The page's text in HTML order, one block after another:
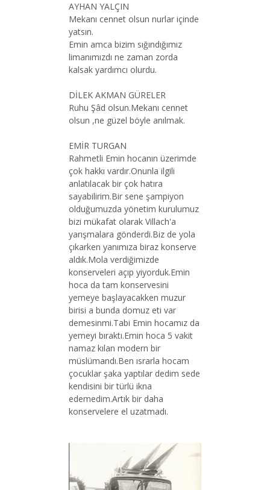
AYHAN YALÇIN
Mekanı cennet olsun nurlar içinde
yatsın.
Emin amca bizim sığındığımız
limanımızdı ne zaman zorda
kalsak yardımcı olurdu.
DİLEK AKMAN GÜRELER
Ruhu Şâd olsun.Mekanı cennet
olsun ,ne güzel böyle anılmak.
EMİR TURGAN
Rahmetli Emin hocanın üzerimde
çok hakkı vardır.Onunla ilgili
anlatılacak bir çok hatıra
sayabilirim.Bir sene şampiyon
olduğumuzda yönetim kurulumuz
bizi mükafat olarak Villach'a
yarışmalara gönderdi.Biz de yola
çıkarken yanımıza biraz konserve
aldık.Mola verdiğimizde
konserveleri açıp yiyorduk.Emin
hoca da tam konservesini
yemeye başlayacakken muzur
birisi a bunda domuz eti var
demesinmi.Tabi Emin hocamız da
yemeyi bıraktı.Emin hoca 5 vakit
namaz kılan modern bir
müslümandı.Ben ısrarla hocam
çocuklar şaka yaptılar dedim sede
kendisini bir türlü ikna
edemedim.Artık bir daha
konservelere el uzatmadı.